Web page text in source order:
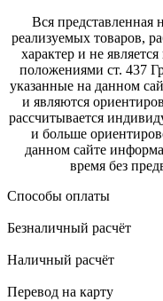
Вся представленная
реализуемых товаров,
характер и не
положениями ст. 437
указанные на данном
и являются
рассчитывается
и больше
данном сайте
время без
Способы оплаты
Безналичный расчёт
Наличный расчёт
Перевод на карту